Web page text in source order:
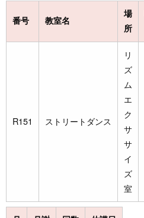
番号 教室名
場
所
R151 ストリートダンス
リ
ズ
ム
エ
ク
サ
サ
イ
ズ
室